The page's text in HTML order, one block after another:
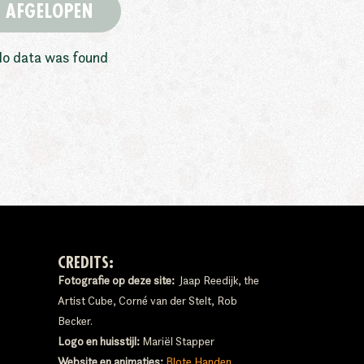
AFGELOPEN
data was found
CREDITS:
Fotografie op deze site: Jaap Reedijk, the
Artist Cube, Corné van der Stelt, Rob
Becker.
Logo en huisstijl: Mariël Stapper